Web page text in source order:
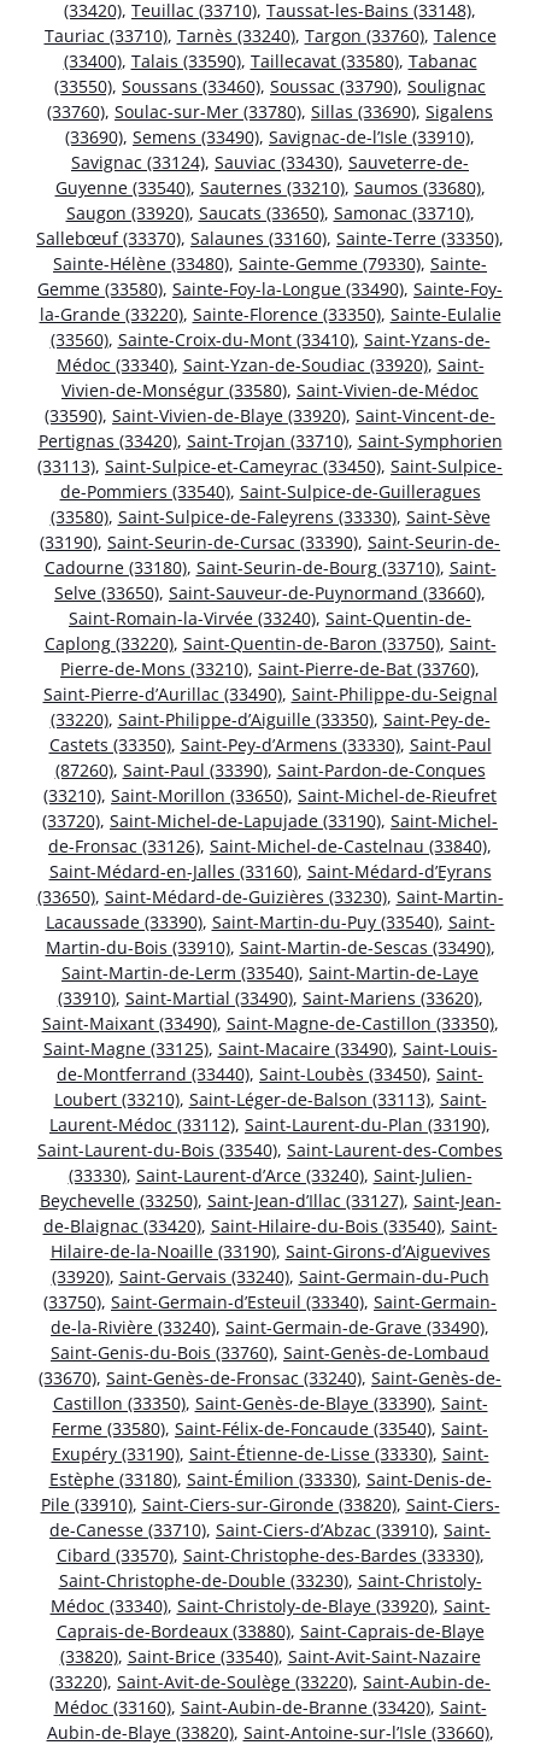
(33420), Teuillac (33710), Taussat-les-Bains (33148),
Tauriac (33710), Tarnès (33240), Targon (33760), Talence
(33400), Talais (33590), Taillecavat (33580), Tabanac
(33550), Soussans (33460), Soussac (33790), Soulignac
(33760), Soulac-sur-Mer (33780), Sillas (33690), Sigalens
(33690), Semens (33490), Savignac-de-l’Isle (33910),
Savignac (33124), Sauviac (33430), Sauveterre-de-
Guyenne (33540), Sauternes (33210), Saumos (33680),
Saugon (33920), Saucats (33650), Samonac (33710),
Sallebœuf (33370), Salaunes (33160), Sainte-Terre (33350),
Sainte-Hélène (33480), Sainte-Gemme (79330), Sainte-
Gemme (33580), Sainte-Foy-la-Longue (33490), Sainte-Foy-
la-Grande (33220), Sainte-Florence (33350), Sainte-Eulalie
(33560), Sainte-Croix-du-Mont (33410), Saint-Yzans-de-
Médoc (33340), Saint-Yzan-de-Soudiac (33920), Saint-
Vivien-de-Monségur (33580), Saint-Vivien-de-Médoc
(33590), Saint-Vivien-de-Blaye (33920), Saint-Vincent-de-
Pertignas (33420), Saint-Trojan (33710), Saint-Symphorien
(33113), Saint-Sulpice-et-Cameyrac (33450), Saint-Sulpice-
de-Pommiers (33540), Saint-Sulpice-de-Guilleragues
(33580), Saint-Sulpice-de-Faleyrens (33330), Saint-Sève
(33190), Saint-Seurin-de-Cursac (33390), Saint-Seurin-de-
Cadourne (33180), Saint-Seurin-de-Bourg (33710), Saint-
Selve (33650), Saint-Sauveur-de-Puynormand (33660),
Saint-Romain-la-Virvée (33240), Saint-Quentin-de-
Caplong (33220), Saint-Quentin-de-Baron (33750), Saint-
Pierre-de-Mons (33210), Saint-Pierre-de-Bat (33760),
Saint-Pierre-d’Aurillac (33490), Saint-Philippe-du-Seignal
(33220), Saint-Philippe-d’Aiguille (33350), Saint-Pey-de-
Castets (33350), Saint-Pey-d’Armens (33330), Saint-Paul
(87260), Saint-Paul (33390), Saint-Pardon-de-Conques
(33210), Saint-Morillon (33650), Saint-Michel-de-Rieufret
(33720), Saint-Michel-de-Lapujade (33190), Saint-Michel-
de-Fronsac (33126), Saint-Michel-de-Castelnau (33840),
Saint-Médard-en-Jalles (33160), Saint-Médard-d’Eyrans
(33650), Saint-Médard-de-Guizières (33230), Saint-Martin-
Lacaussade (33390), Saint-Martin-du-Puy (33540), Saint-
Martin-du-Bois (33910), Saint-Martin-de-Sescas (33490),
Saint-Martin-de-Lerm (33540), Saint-Martin-de-Laye
(33910), Saint-Martial (33490), Saint-Mariens (33620),
Saint-Maixant (33490), Saint-Magne-de-Castillon (33350),
Saint-Magne (33125), Saint-Macaire (33490), Saint-Louis-
de-Montferrand (33440), Saint-Loubès (33450), Saint-
Loubert (33210), Saint-Léger-de-Balson (33113), Saint-
Laurent-Médoc (33112), Saint-Laurent-du-Plan (33190),
Saint-Laurent-du-Bois (33540), Saint-Laurent-des-Combes
(33330), Saint-Laurent-d’Arce (33240), Saint-Julien-
Beychevelle (33250), Saint-Jean-d’Illac (33127), Saint-Jean-
de-Blaignac (33420), Saint-Hilaire-du-Bois (33540), Saint-
Hilaire-de-la-Noaille (33190), Saint-Girons-d’Aiguevives
(33920), Saint-Gervais (33240), Saint-Germain-du-Puch
(33750), Saint-Germain-d’Esteuil (33340), Saint-Germain-
de-la-Rivière (33240), Saint-Germain-de-Grave (33490),
Saint-Genis-du-Bois (33760), Saint-Genès-de-Lombaud
(33670), Saint-Genès-de-Fronsac (33240), Saint-Genès-de-
Castillon (33350), Saint-Genès-de-Blaye (33390), Saint-
Ferme (33580), Saint-Félix-de-Foncaude (33540), Saint-
Exupéry (33190), Saint-Étienne-de-Lisse (33330), Saint-
Estèphe (33180), Saint-Émilion (33330), Saint-Denis-de-
Pile (33910), Saint-Ciers-sur-Gironde (33820), Saint-Ciers-
de-Canesse (33710), Saint-Ciers-d’Abzac (33910), Saint-
Cibard (33570), Saint-Christophe-des-Bardes (33330),
Saint-Christophe-de-Double (33230), Saint-Christoly-
Médoc (33340), Saint-Christoly-de-Blaye (33920), Saint-
Caprais-de-Bordeaux (33880), Saint-Caprais-de-Blaye
(33820), Saint-Brice (33540), Saint-Avit-Saint-Nazaire
(33220), Saint-Avit-de-Soulège (33220), Saint-Aubin-de-
Médoc (33160), Saint-Aubin-de-Branne (33420), Saint-
Aubin-de-Blaye (33820), Saint-Antoine-sur-l’Isle (33660),